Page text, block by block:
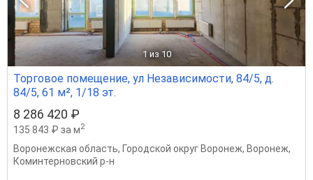
1 из 10
Торговое помещение, ул Независимости, 84/5, д.
84/5, 61 м², 1/18 эт.
8 286 420 ₽
135 843 ₽ за м2
Воронежская область, Городской округ Воронеж, Воронеж,
Коминтерновский р-н